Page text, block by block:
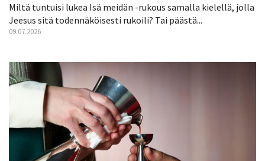
Miltä tuntuisi lukea Isä meidän -rukous samalla kielellä, jolla
Jeesus sitä todennäköisesti rukoili? Tai päästä...
09.07.2026